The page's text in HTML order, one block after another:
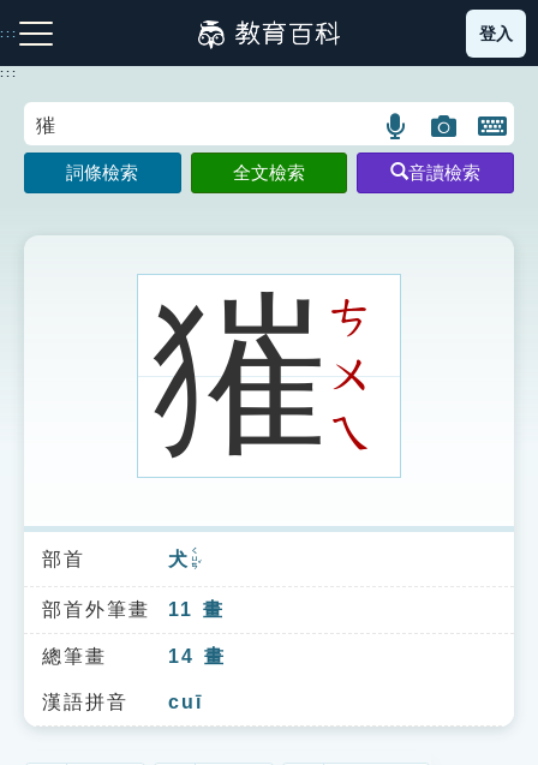
到
主
:::
注音索引圖示 筆畫索引圖示 部首索引表圖示
索引選單
知識索引
單字索引
生命大百科索引
登入
:::
語
言
搜
示
圖
片
搜
開
鍵
圖
詞條檢索 全文檢索 音讀檢索
獕ㄘ
ㄨ
ㄟ
部首 犬 ㄑㄩㄢˇ
部首外筆畫 11 畫
總筆畫 14 畫
漢語拼音 cuī